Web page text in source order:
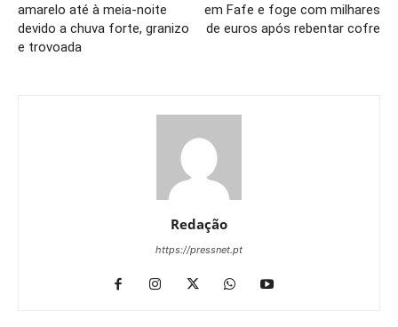
amarelo até à meia-noite
devido a chuva forte, granizo
e trovoada
em Fafe e foge com milhares
de euros após rebentar cofre
Redação
https://pressnet.pt